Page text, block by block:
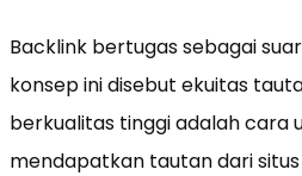
Backlink bertugas sebagai
konsep ini disebut ekuitas
berkualitas tinggi adalah cara
mendapatkan tautan dari